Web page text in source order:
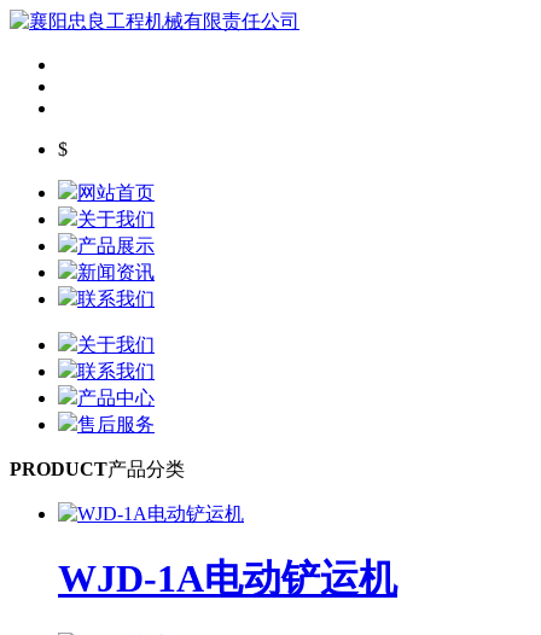
$
网站首页
关于我们
产品展示
新闻资讯
联系我们
关于我们
联系我们
产品中心
售后服务
PRODUCT产品分类
WJD-1A电动铲运机